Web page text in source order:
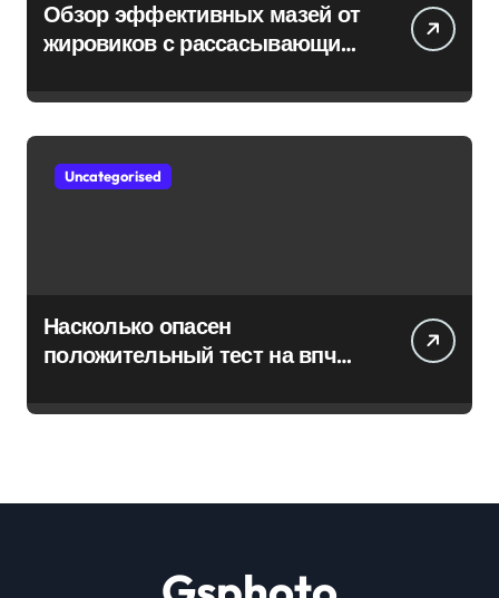
Обзор эффективных мазей от
жировиков с рассасывающим
Uncategorised
Насколько опасен
положительный тест на впч